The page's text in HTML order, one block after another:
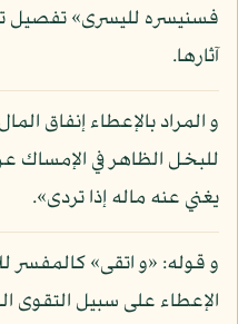
فسنيسره لليسرى» تفصيل
آثارها.
و المراد بالإعطاء إنفاق
للبخل الظاهر في الإمساك
يغني عنه ماله إذا تردى».
و قوله: «و اتقى» كالمفسر
الإعطاء على سبيل التقوى